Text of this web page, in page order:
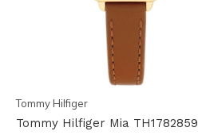
Tommy Hilfiger
Tommy Hilfiger Mia TH1782859